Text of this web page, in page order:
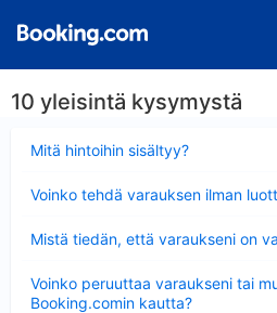
10 yleisintä kysymystä
Mitä hintoihin sisältyy?
Voinko tehdä varauksen ilman
Mistä tiedän, että varaukseni on
Voinko peruuttaa varaukseni tai
Booking.comin kautta?